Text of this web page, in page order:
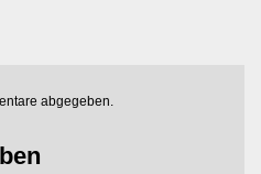
abgegeben.